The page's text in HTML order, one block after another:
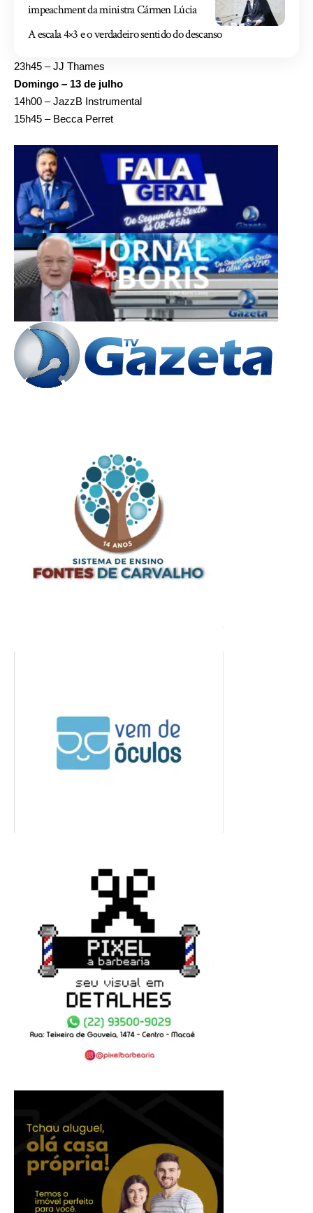
impeachment da ministra Cármen Lúcia
A escala 4×3 e o verdadeiro sentido do descanso
23h45 – JJ Thames
Domingo – 13 de julho
14h00 – JazzB Instrumental
15h45 – Becca Perret